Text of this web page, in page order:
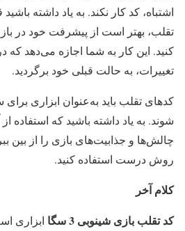
اشتباه، کد کار نکند. به یاد داشته
تقلب، بهتر است از پیشرفت خود در
کنید. این کار به شما اجازه می‌دهد
تغییرات، به حالت قبلی خود برگردید.
کدهای تقلب باید به‌عنوان ابزاری
شوند. به یاد داشته باشید که استفاده
چالش‌ها و جذابیت‌های بازی را از بین
روش درست استفاده کنید.
کلام آخر
کد تقلب بازی شینوبی 3 سگا
ابزاری